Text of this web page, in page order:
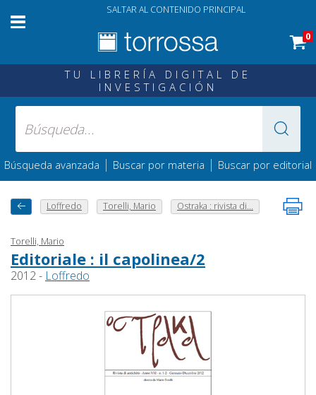
SALTAR AL CONTENIDO PRINCIPAL
0
TU LIBRERÍA DIGITAL DE
INVESTIGACIÓN
Búsqueda avanzada | Buscar por materia | Buscar por editorial
Loffredo Torelli, Mario Ostraka : rivista di...
Torelli, Mario
Editoriale : il capolinea/2
2012 - Loffredo